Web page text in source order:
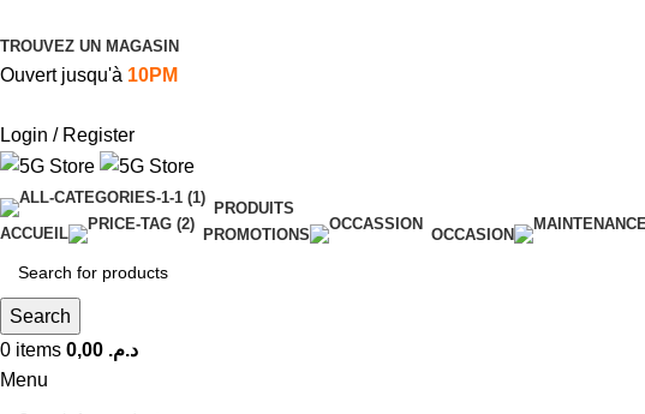
TROUVEZ UN MAGASIN
Ouvert jusqu'à 10PM
Login / Register
PRODUITS
ACCUEIL
PROMOTIONS OCCASION
Search
0 items د.م.
Menu